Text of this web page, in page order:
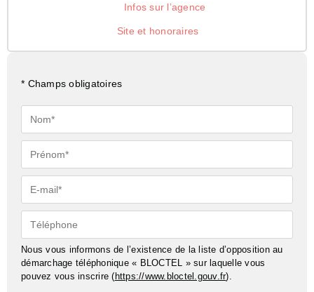
Infos sur l’agence
Site et honoraires
* Champs obligatoires
Nom*
Prénom*
E-
mail*
Téléphone
Nous vous informons de l’existence de la liste d’opposition au
démarchage téléphonique « BLOCTEL » sur laquelle vous
pouvez vous inscrire ( https://www.bloctel.gouv.fr).